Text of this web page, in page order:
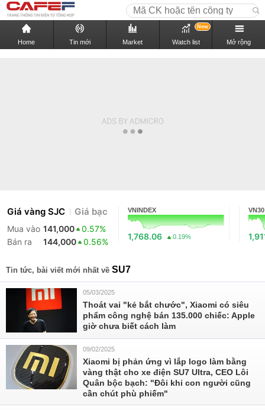
Home Tin mới Market Watch list
New
Mở rộng
Giá vàng SJC Giá bạc
Mua vào 141,000
0.57%
Bán ra
144,000 0.56%
VNINDEX
1,768.06 0.19%
VN30
Tin tức, bài viết mới nhất về SU7
05/03/2025
Thoát vai "kẻ bắt chước", Xiaomi có siêu
phẩm công nghệ bán 135.000 chiếc: Apple
giờ chưa biết cách làm
09/02/2025
Xiaomi bị phản ứng vì lắp logo làm bằng
vàng thật cho xe điện SU7 Ultra, CEO Lôi
Quân bộc bạch: "Đôi khi con người cũng
cần chút phù phiếm"